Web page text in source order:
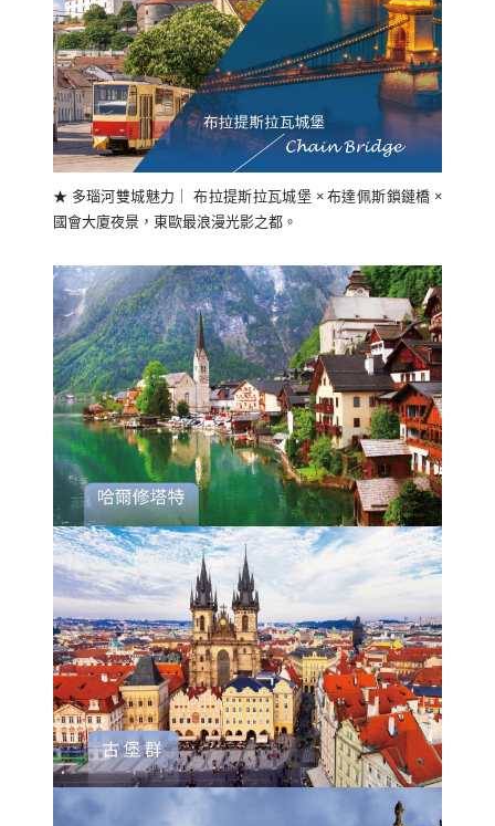
★ 多瑙河雙城魅力｜ 布拉提斯拉瓦城堡 × 布達佩斯鎖鏈橋 ×
國會大廈夜景，東歐最浪漫光影之都。